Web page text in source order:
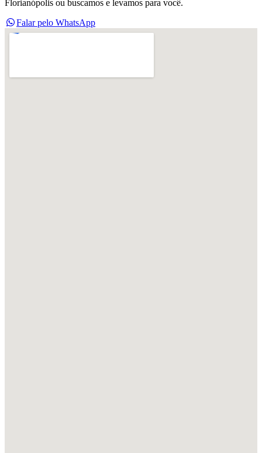
Florianópolis ou buscamos e levamos para você.
Falar pelo WhatsApp